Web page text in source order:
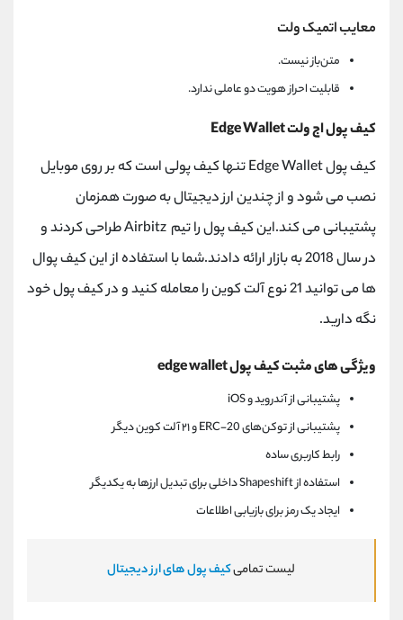
معایب اتمیک ولت
متن‌باز نیست.
قابلیت احراز هویت دو عاملی ندارد.
کیف پول اج ولت Edge Wallet
کیف پول Edge Wallet تنها کیف پولی است که بر روی موبایل
نصب می شود و از چندین ارز دیجیتال به صورت همزمان
پشتیبانی می کند.این کیف پول را تیم Airbitz طراحی کردند و
در سال 2018 به بازار ارائه دادند.شما با استفاده از این کیف پوال
ها می توانید 21 نوع آلت کوین را معامله کنید و در کیف پول خود
نگه دارید.
ویژگی های مثبت کیف پول edge wallet
پشتیبانی از آندروید و iOS
پشتیبانی از توکن‌های ERC-20 و ۲۱ آلت کوین دیگر
رابط کاربری ساده
استفاده از Shapeshift داخلی برای تبدیل ارزها به یکدیگر
ایجاد یک رمز برای بازیابی اطلاعات
لیست تمامیکیف پول های ارز دیجیتال